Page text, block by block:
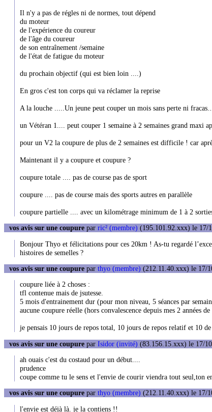
Il n'y a pas de régles ni de normes, tout dépend
du moteur
de l'expérience du coureur
de l'âge du coureur
de son entraînement /semaine
de l'état de fatigue du moteur
du prochain objectif (qui est bien loin ....)
En gros c'est ton corps qui va réclamer la reprise
A la louche .....Un jeune peut couper un mois sans perte ni fracas...
un Vétéran 1.... peut couper 1 semaine à 2 semaines grand maxi
pour un V2 la coupure de plus de 2 semaines est difficile ! car
Maintenant il y a coupure et coupure ?
coupure totale .... pas de course pas de sport
coupure .... pas de course mais des sports autres en parallèle
coupure partielle .... avec un kilométrage minimum de 1 à 2
vos avis sur une coupure par ric² (membre) (195.101.92.xxx) le 17/
Bonjour Thyo et félicitations pour ces 20km ! As-tu regardé
histoires de semelles ?
vos avis sur une coupure par thyo (membre) (212.11.40.xxx) le 17/
coupure liée à 2 choses :
tfl contenue mais de jsutesse.
5 mois d'entrainement dur (pour mon niveau, 5 séances par
aucune coupure réelle (hors convalescence depuis mes 2 années de
je pensais 10 jours de repos total, 10 jours de repos relatif et 10
vos avis sur une coupure par Isidor (invité) (83.156.15.xxx) le 17/
ah ouais c'est du costaud pour un début....
prudence
coupe comme tu le sens et l'envie de courir viendra tout seul,ton
vos avis sur une coupure par thyo (membre) (212.11.40.xxx) le 17/
l'envie est déjà là. je la contiens !!